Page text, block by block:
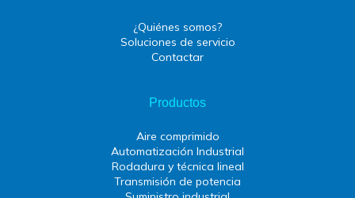
¿Quiénes somos?
Soluciones de servicio
Contactar
Productos
Aire comprimido
Automatización Industrial
Rodadura y técnica lineal
Transmisión de potencia